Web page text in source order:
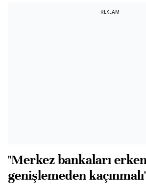
REKLAM
"Merkez bankaları
genişlemeden